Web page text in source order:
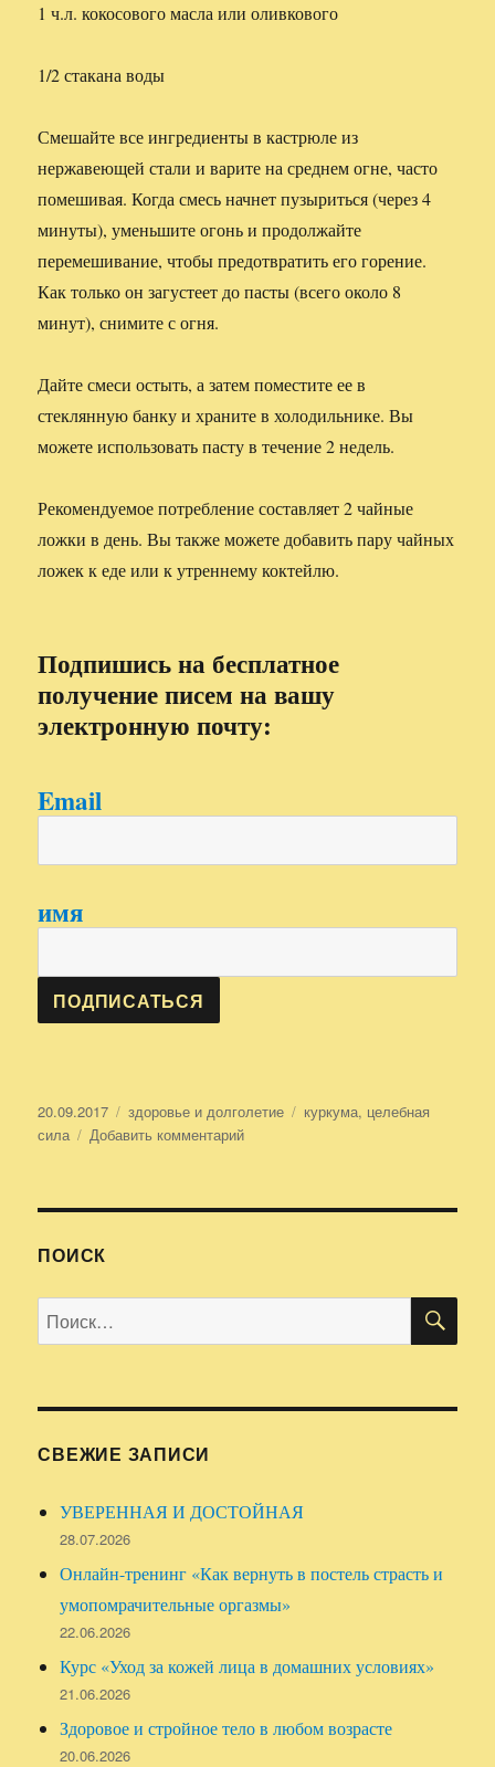
1 ч.л. кокосового масла или оливкового
1/2 стакана воды
Смешайте все ингредиенты в кастрюле из
нержавеющей стали и варите на среднем огне, часто
помешивая. Когда смесь начнет пузыриться (через 4
минуты), уменьшите огонь и продолжайте
перемешивание, чтобы предотвратить его горение.
Как только он загустеет до пасты (всего около 8
минут), снимите с огня.
Дайте смеси остыть, а затем поместите ее в
стеклянную банку и храните в холодильнике. Вы
можете использовать пасту в течение 2 недель.
Рекомендуемое потребление составляет 2 чайные
ложки в день. Вы также можете добавить пару чайных
ложек к еде или к утреннему коктейлю.
Подпишись на бесплатное
получение писем на вашу
электронную почту:
Email
имя
ПОДПИСАТЬСЯ
Опубликовано
20.09.2017 Рубрики
здоровье и долголетие Метки
куркума, целебная
сила
Добавить комментарий
целебная
употребления
,
ПОИСК
Искать:
СВЕЖИЕ ЗАПИСИ
УВЕРЕННАЯ И ДОСТОЙНАЯ
28.07.2026
Онлайн-тренинг «Как вернуть в постель страсть и
умопомрачительные оргазмы»
22.06.2026
Курс «Уход за кожей лица в домашних условиях»
21.06.2026
Здоровое и стройное тело в любом возрасте
20.06.2026